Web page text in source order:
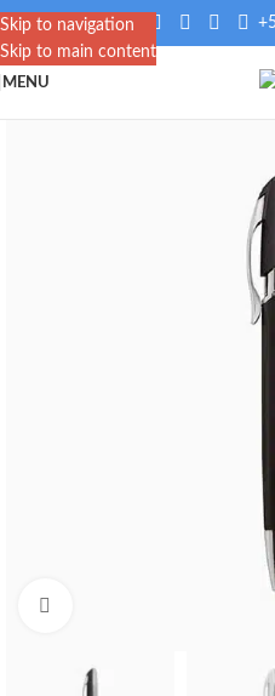
Skip to navigation
Skip to main content
MENU